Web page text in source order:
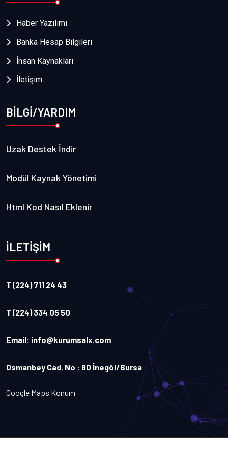
Haber Yazılımı
Banka Hesap Bilgileri
İnsan Kaynakları
İletişim
BİLGİ/YARDIM
Uzak Destek İndir
Modül Kaynak Yönetimi
Html Kod Nasıl Eklenir
İLETİŞİM
T (224) 711 24 43
T (224) 334 05 50
Email: info@kurumsalx.com
Osmanbey Cad. No : 80 İnegöl/Bursa
Google Maps Konum